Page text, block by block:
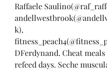
Raffaele
k),
DFerdynand. Cheat
refeed days. Seche